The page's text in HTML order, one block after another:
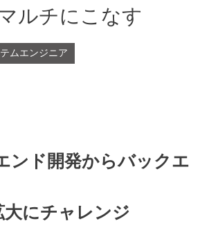
ルチにこなす
ムエンジニア
ンド開発からバックエ
にチャレンジ